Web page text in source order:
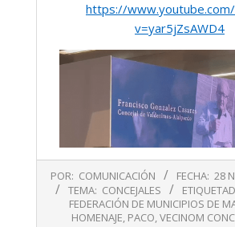
https://
v=yar5jZsAWD4
11-
POR: COMUNICACIÓN FECHA: 28
TEMA: CONCEJALES
FEDERACIÓN DE MUNICIPIOS DE
HOMENAJE, PACO,VECINOM